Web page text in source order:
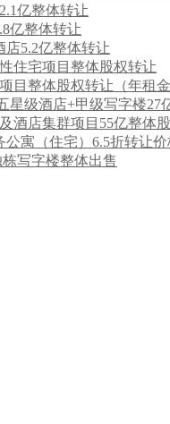
亿整体转让
亿整体转让
5.2亿整体转让
住宅项目整体股权转让
目整体股权转让（年租金
星级酒店+甲级写字楼27
酒店集群项目55亿整体
公寓（住宅）6.5折转让
写字楼整体出售